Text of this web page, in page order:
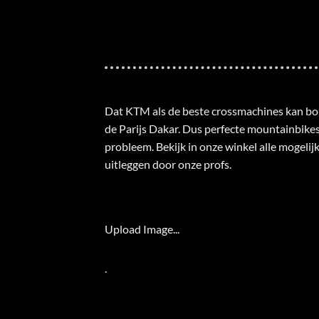
Dat KTM als de beste crossmachines kan
de Parijs Dakar. Dus perfecte
probleem. Bekijk in onze winkel alle
uitleggen door onze profs.
Upload Image...
.